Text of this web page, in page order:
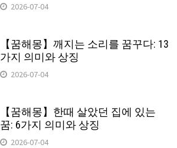
2026-07-04
【꿈해몽】깨지는 소리를 꿈꾸다: 13
가지 의미와 상징
2026-07-04
【꿈해몽】한때 살았던 집에 있는
꿈: 6가지 의미와 상징
2026-07-04